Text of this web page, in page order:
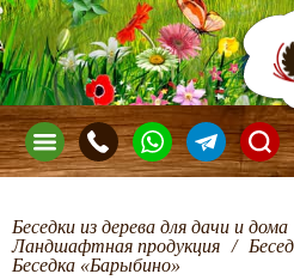
Беседки из дерева для дачи и дома
Ландшафтная продукция /
Беседка «Барыбино»